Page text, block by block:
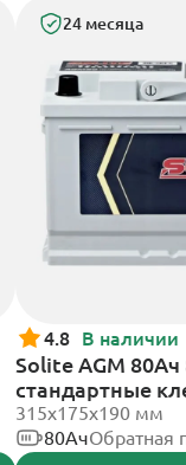
24 месяца
4.8 В наличии
Solite AGM
стандартные
315x175x190 мм
80АчОбратная